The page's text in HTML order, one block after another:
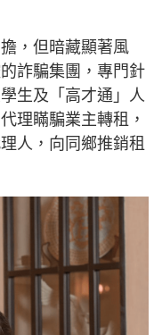
，但暗藏顯著風
詐騙集團，專門針
生及「高才通」人
理瞞騙業主轉租，
人，向同鄉推銷租